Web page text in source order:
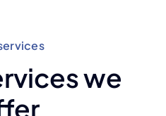
we